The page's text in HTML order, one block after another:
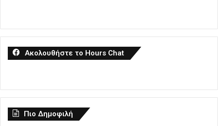
Ακολουθήστε το Hours Chat
Πιο Δημοφιλή